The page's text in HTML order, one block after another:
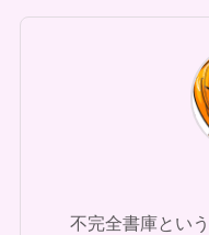
不完全書庫とい